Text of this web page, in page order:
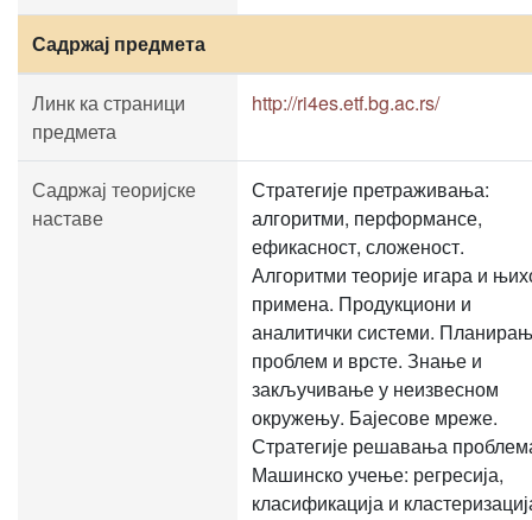
Садржај предмета
Линк ка страници
предмета
http://ri4es.etf.bg.ac.rs/
Садржај теоријске
наставе
Стратегије претраживања:
алгоритми, перформансе,
ефикасност, сложеност.
Алгоритми теорије игара и
примена. Продукциони и
аналитички системи.
проблем и врсте. Знање и
закључивање у неизвесном
окружењу. Бајесове мреже.
Стратегије решавања
Машинско учење: регресија,
класификација и